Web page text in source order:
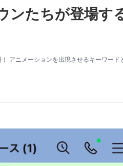
ンたちが登場す
アニメーションを出現させるキーワード